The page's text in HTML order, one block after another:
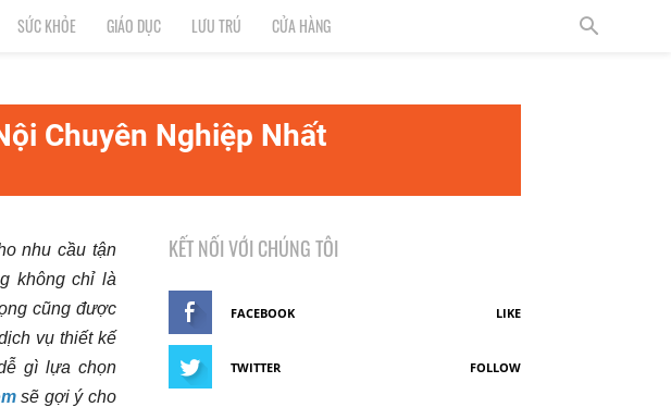
SỨC KHỎE GIÁO DỤC LƯU TRÚ CỬA HÀNG
Chuyên Nghiệp Nhất
nhu cầu tận
không chỉ là
cũng được
vụ thiết kế
gì lựa chọn
sẽ gợi ý cho
KẾT NỐI VỚI CHÚNG TÔI
FACEBOOK LIKE
TWITTER FOLLOW